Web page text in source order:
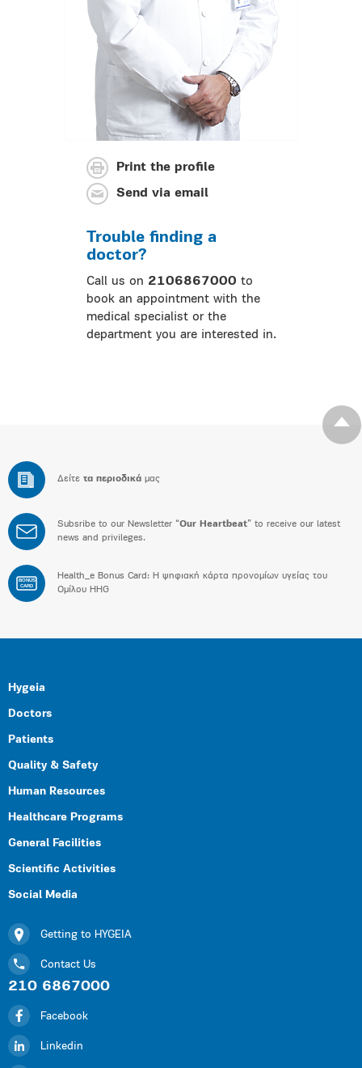
Print the profile
Send via email
Trouble finding a
doctor?
Call us on 2106867000 to
book an appointment with the
medical specialist or the
department you are interested in.
Δείτε τα περιοδικά μας
Subsribe to our Newsletter “Our Heartbeat” to receive our latest
news and privileges.
BONUS
CARD
Health_e Bonus Card: H ψηφιακή κάρτα προνομίων υγείας του
Ομίλου HHG
Hygeia
Doctors
Patients
Quality & Safety
Human Resources
Healthcare Programs
General Facilities
Scientific Activities
Social Media
Getting to HYGEIA
Contact Us
210 6867000
Facebook
Linkedin